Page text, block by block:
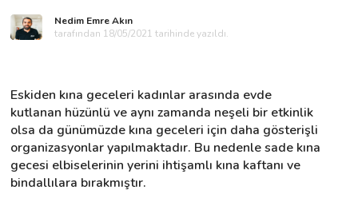
Kategoriler
🧐 Nasıl Çalışır?
🌟 Müşteri Değerlendirmeleri
Nedim Emre Akın
tarafından 18/05/2021 tarihinde yazıldı.
Eskiden kına geceleri kadınlar arasında evde
kutlanan hüzünlü ve aynı zamanda neşeli bir etkinlik
olsa da günümüzde kına geceleri için daha gösterişli
organizasyonlar yapılmaktadır. Bu nedenle sade kına
gecesi elbiselerinin yerini ihtişamlı kına kaftanı ve
bindallılara bırakmıştır.